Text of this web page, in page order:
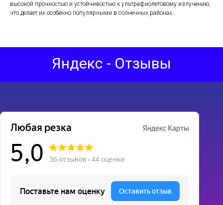
высокой прочностью и устойчивостью к ультрафиолетовому излучению,
что делает их особенно популярными в солнечных районах.
Яндекс - Отзывы